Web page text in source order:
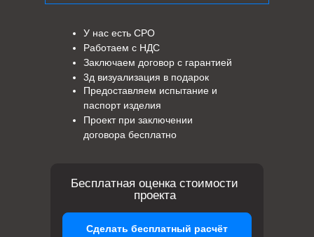
Предоставляем испытание и
паспорт изделия
Проект при заключении
договора бесплатно
У нас есть СРО
Работаем с НДС
Заключаем договор с гарантией
3д визуализация в подарок
Бесплатная оценка стоимости
проекта
Сделать бесплатный расчёт